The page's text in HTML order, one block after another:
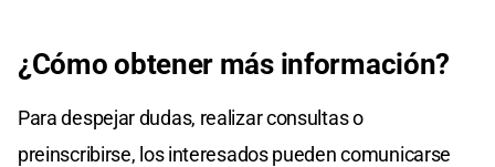
¿Cómo obtener más información?
Para despejar dudas, realizar consultas o
preinscribirse, los interesados pueden comunicarse